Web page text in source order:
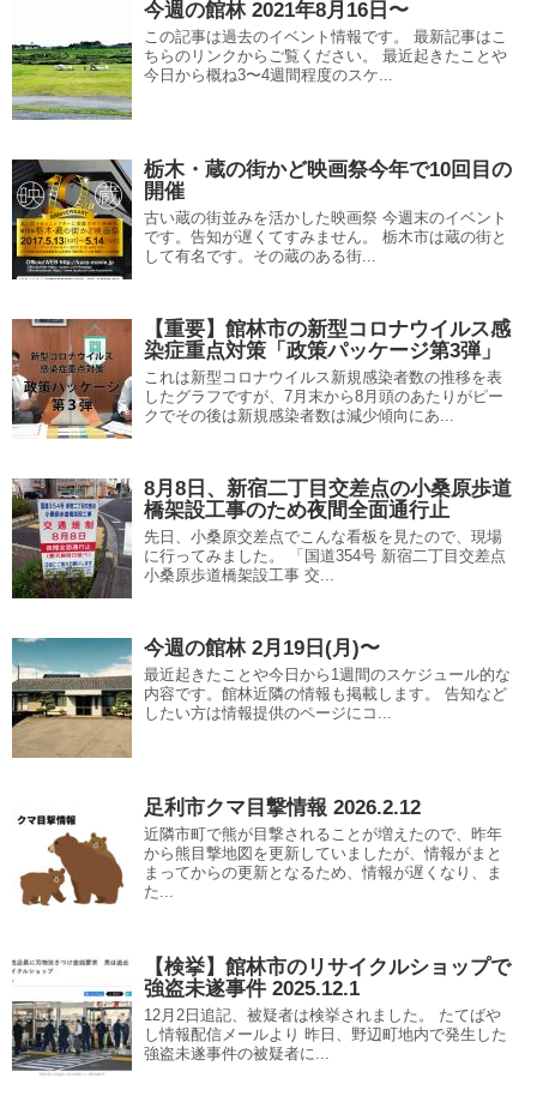
今週の館林 2021年8月16日〜
この記事は過去のイベント情報です。 最新記事はこ
ちらのリンクからご覧ください。 最近起きたことや
今日から概ね3〜4週間程度のスケ...
栃木・蔵の街かど映画祭今年で10回目の
開催
古い蔵の街並みを活かした映画祭 今週末のイベント
です。告知が遅くてすみません。 栃木市は蔵の街と
して有名です。その蔵のある街...
【重要】館林市の新型コロナウイルス感
染症重点対策「政策パッケージ第3弾」
これは新型コロナウイルス新規感染者数の推移を表
したグラフですが、7月末から8月頭のあたりがピー
クでその後は新規感染者数は減少傾向にあ...
8月8日、新宿二丁目交差点の小桑原歩道
橋架設工事のため夜間全面通行止
先日、小桑原交差点でこんな看板を見たので、現場
に行ってみました。 「国道354号 新宿二丁目交差点
小桑原歩道橋架設工事 交...
今週の館林 2月19日(月)〜
最近起きたことや今日から1週間のスケジュール的な
内容です。館林近隣の情報も掲載します。 告知など
したい方は情報提供のページにコ...
足利市クマ目撃情報 2026.2.12
近隣市町で熊が目撃されることが増えたので、昨年
から熊目撃地図を更新していましたが、情報がまと
まってからの更新となるため、情報が遅くなり、ま
た...
【検挙】館林市のリサイクルショップで
強盗未遂事件 2025.12.1
12月2日追記、被疑者は検挙されました。 たてばや
し情報配信メールより 昨日、野辺町地内で発生した
強盗未遂事件の被疑者に...